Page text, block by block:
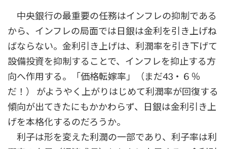
中央銀行の最重要の任務はインフレの抑制である
から、インフレの局面では日銀は金利を引き上げね
ばならない。金利引き上げは、利潤率を引き下げて
設備投資を抑制することで、インフレを抑止する方
向へ作用する。「価格転嫁率」（まだ43・６％
だ！） がようやく上がりはじめて利潤率が回復する
傾向が出てきたにもかかわらず、日銀は金利引き上
げを本格化するのだろうか。
利子は形を変えた利潤の一部であり、利子率は利